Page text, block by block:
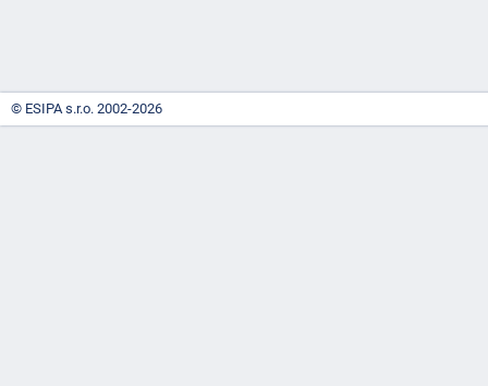
© ESIPA s.r.o. 2002-2026